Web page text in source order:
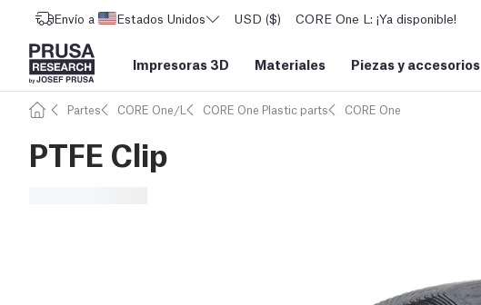
Envío a Estados Unidos USD ($) CORE One L: ¡Ya disponible!
Impresoras 3D Materiales Piezas y accesorios
Partes CORE One/L CORE One Plastic parts CORE One
PTFE Clip